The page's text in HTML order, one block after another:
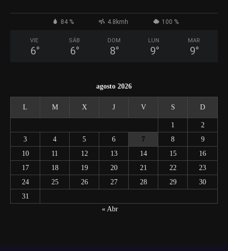
84 % 4.8kmh 100 %
VIE
6°
SÁB
6°
DOM
8°
LUN
9°
MAR
9°
agosto 2026
L M X J V S D
1
2
3
4 5 6 7 8
9
10
11 12 13 14 15
16
17
18 19 20 21 22
23
24
25 26 27 28 29
30
31
« Abr